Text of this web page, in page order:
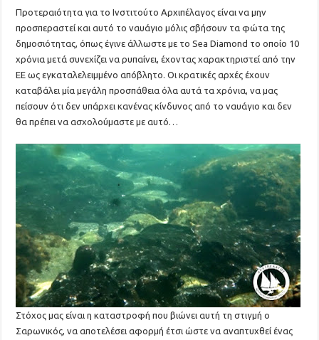
Προτεραιότητα για το Ινστιτούτο Αρχιπέλαγος είναι να μην
προσπεραστεί και αυτό το ναυάγιο μόλις σβήσουν τα φώτα της
δημοσιότητας, όπως έγινε άλλωστε με το Sea Diamond το οποίο 10
χρόνια μετά συνεχίζει να ρυπαίνει, έχοντας χαρακτηριστεί από την
ΕΕ ως εγκαταλελειμμένο απόβλητο. Οι κρατικές αρχές έχουν
καταβάλει μία μεγάλη προσπάθεια όλα αυτά τα χρόνια, να μας
πείσουν ότι δεν υπάρχει κανένας κίνδυνος από το ναυάγιο και δεν
θα πρέπει να ασχολούμαστε με αυτό…
Στόχος μας είναι η καταστροφή που βιώνει αυτή τη στιγμή ο
Σαρωνικός, να αποτελέσει αφορμή έτσι ώστε να αναπτυχθεί ένας